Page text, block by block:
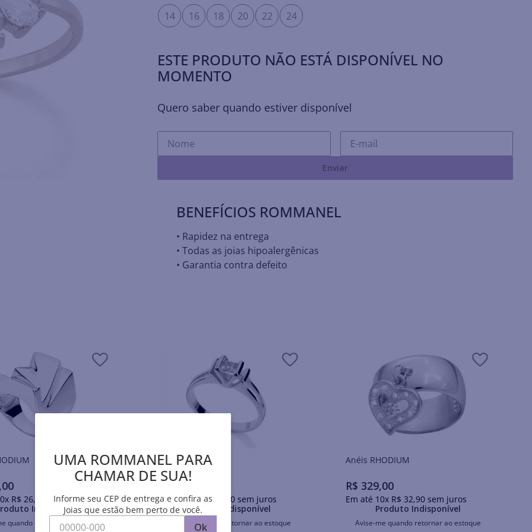
14 16 18 20 22 24
ESTE PRODUTO NÃO ESTÁ DISPONÍVEL NO
MOMENTO
Quero saber quando estiver disponível
Enviar
BENEFÍCIOS ROMMANEL
• Rapidez na entrega
• Todas as joias hipoalergênicas
• Garantia contra defeito
RHODIUM
00
x R$ 26,
sem juros
Indisponível
quando retornar ao estoque
Anéis RHODIUM
R$ 174,
Em até10x R$ 40sem juros
Produto Indisponível
Avise-me quando retornar ao estoque
Anéis RHODIUM
R$ 329,00
Em até 10x R$ 32,90sem juros
Produto Indisponível
Avise-me quando retornar ao estoque
UMA ROMMANEL PARA
CHAMAR DE SUA!
Informe seu CEP de entrega e confira as
Joias que estão bem perto de você.
Ok